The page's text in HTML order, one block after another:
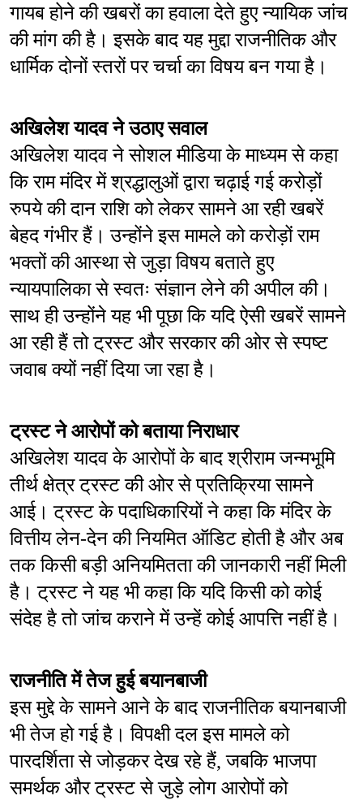
गायब होने की खबरों का हवाला देते हुए न्यायिक जांच
की मांग की है। इसके बाद यह मुद्दा राजनीतिक और
धार्मिक दोनों स्तरों पर चर्चा का विषय बन गया है।
अखिलेश यादव ने उठाए सवाल
अखिलेश यादव ने सोशल मीडिया के माध्यम से कहा
कि राम मंदिर में श्रद्धालुओं द्वारा चढ़ाई गई करोड़ों
रुपये की दान राशि को लेकर सामने आ रही खबरें
बेहद गंभीर हैं। उन्होंने इस मामले को करोड़ों राम
भक्तों की आस्था से जुड़ा विषय बताते हुए
न्यायपालिका से स्वतः संज्ञान लेने की अपील की।
साथ ही उन्होंने यह भी पूछा कि यदि ऐसी खबरें सामने
आ रही हैं तो ट्रस्ट और सरकार की ओर से स्पष्ट
जवाब क्यों नहीं दिया जा रहा है।
ट्रस्ट ने आरोपों को बताया निराधार
अखिलेश यादव के आरोपों के बाद श्रीराम जन्मभूमि
तीर्थ क्षेत्र ट्रस्ट की ओर से प्रतिक्रिया सामने
आई। ट्रस्ट के पदाधिकारियों ने कहा कि मंदिर के
वित्तीय लेन-देन की नियमित ऑडिट होती है और अब
तक किसी बड़ी अनियमितता की जानकारी नहीं मिली
है। ट्रस्ट ने यह भी कहा कि यदि किसी को कोई
संदेह है तो जांच कराने में उन्हें कोई आपत्ति नहीं है।
राजनीति में तेज हुई बयानबाजी
इस मुद्दे के सामने आने के बाद राजनीतिक बयानबाजी
भी तेज हो गई है। विपक्षी दल इस मामले को
पारदर्शिता से जोड़कर देख रहे हैं, जबकि भाजपा
समर्थक और ट्रस्ट से जुड़े लोग आरोपों को